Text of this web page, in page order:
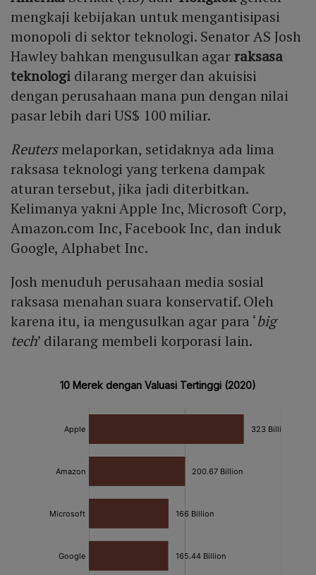
mengkaji kebijakan untuk mengantisipasi
monopoli di sektor teknologi. Senator AS Josh
Hawley bahkan mengusulkan agarraksasa
teknologi dilarang merger dan akuisisi
dengan perusahaan mana pun dengan nilai
pasar lebih dari US$ 100 miliar.
Reutersmelaporkan, setidaknya ada lima
raksasa teknologi yang terkena dampak
aturan tersebut, jika jadi diterbitkan.
Kelimanya yakni Apple Inc, Microsoft Corp,
Amazon.com Inc, Facebook Inc, dan induk
Google, Alphabet Inc.
Josh menuduh perusahaan media sosial
raksasa menahan suara konservatif. Oleh
karena itu, ia mengusulkan agar para ‘big
tech’ dilarang membeli korporasi lain.